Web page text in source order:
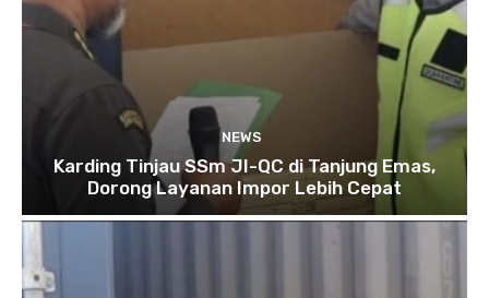
NEWS
Karding Tinjau SSm JI-QC di Tanjung Emas,
Dorong Layanan Impor Lebih Cepat